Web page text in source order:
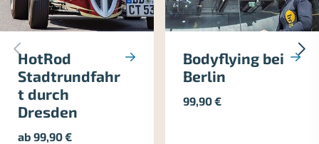
HotRod
Stadtrundfahr
t durch
Dresden
ab99,90€
Bodyflying bei
Berlin
99,90€